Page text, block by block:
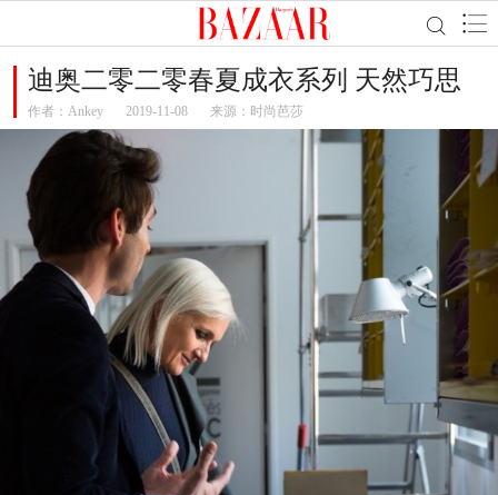
迪奥二零二零春夏成衣系列 天然巧思
作者： Ankey 2019-11-08 来源：时尚芭莎